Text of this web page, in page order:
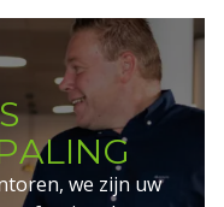
we zijn uw